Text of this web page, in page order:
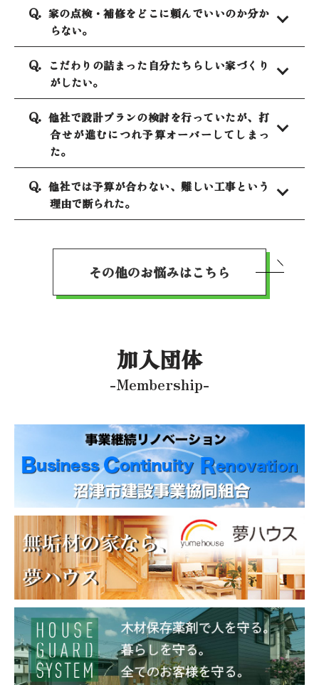
家の点検・補修をどこに頼んでいいのか分か
らない。
こだわりの詰まった自分たちらしい家づくり
がしたい。
他社で設計プランの検討を行っていたが、打
合せが進むにつれ予算オーバーしてしまっ
た。
他社では予算が合わない、難しい工事という
理由で断られた。
その他のお悩みはこちら
加入団体
-Membership-